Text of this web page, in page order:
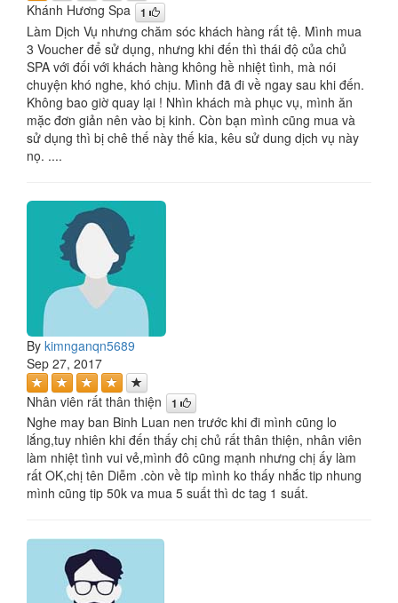
Khánh Hương Spa 1
Làm Dịch Vụ nhưng chăm sóc khách hàng rất tệ. Mình mua
3 Voucher để sử dụng, nhưng khi đến thì thái độ của chủ
SPA với đối với khách hàng không hề nhiệt tình, mà nói
chuyện khó nghe, khó chịu. Mình đã đi về ngay sau khi đến.
Không bao giờ quay lại ! Nhìn khách mà phục vụ, mình ăn
mặc đơn giản nên vào bị kinh. Còn bạn mình cũng mua và
sử dụng thì bị chê thế này thế kia, kêu sử dung dịch vụ này
nọ. ....
By kimnganqn5689
Sep 27, 2017
Nhân viên rất thân thiện 1
Nghe may ban Binh Luan nen trước khi đi mình cũng lo
lắng,tuy nhiên khi đến thấy chị chủ rất thân thiện, nhân viên
làm nhiệt tình vui vẻ,mình đô cũng mạnh nhưng chị ấy làm
rất OK,chị tên Diễm .còn về tip mình ko thấy nhắc tip nhung
mình cũng tip 50k va mua 5 suất thì dc tag 1 suất.